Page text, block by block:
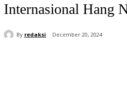
Internasional Hang
By redaksi December 20, 2024